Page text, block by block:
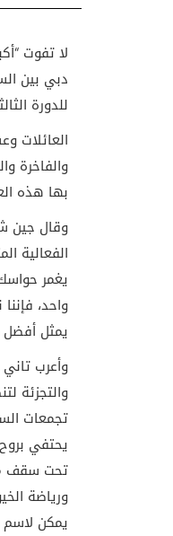
دبي بين
للدورة
العائلات
والفاخرة
بها هذه
وقال جين
الفعالية
يغمر
واحد،
يمثل أفضل
وأعرب
والتجزئة
تجمعات
يحتفي
تحت سقف
ورياضة
يمكن لاسم